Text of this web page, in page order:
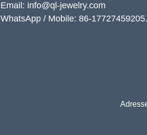
Email: info@ql-jewelry.com
WhatsApp / Mobile: 86-17727459205.